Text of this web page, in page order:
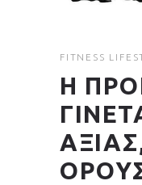
FITNESS
Η